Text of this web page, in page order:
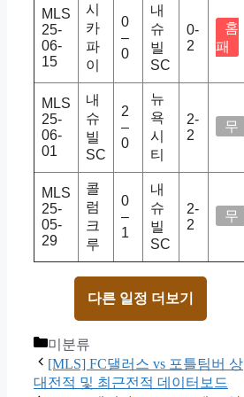
MLS
25-
06-
15
시
카
파
이
0
–
0
내
슈
빌
SC
0-
2
홈
패
MLS
25-
06-
01
내
슈
빌
SC
2
–
0
뉴
욕
시
티
2-
2
무
MLS
25-
05-
29
콜
럼
크
루
0
–
1
내
슈
빌
SC
2-
2
무
다른 일정 더보기
Categories
미분류
[MLS] FC댈러스 vs 포틀팀버 상
대전적 및 최근전적 데이터보드